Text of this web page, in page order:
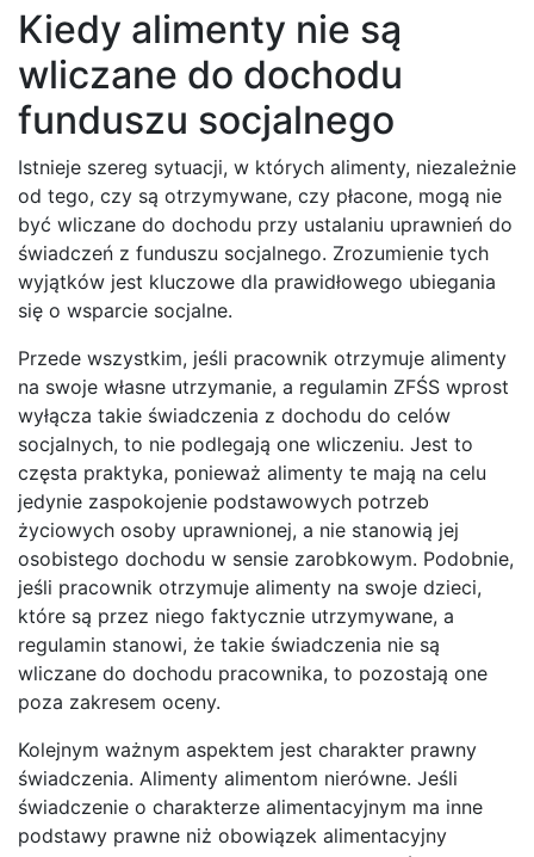
Kiedy alimenty nie są
wliczane do dochodu
funduszu socjalnego
Istnieje szereg sytuacji, w których alimenty, niezależnie
od tego, czy są otrzymywane, czy płacone, mogą nie
być wliczane do dochodu przy ustalaniu uprawnień do
świadczeń z funduszu socjalnego. Zrozumienie tych
wyjątków jest kluczowe dla prawidłowego ubiegania
się o wsparcie socjalne.
Przede wszystkim, jeśli pracownik otrzymuje alimenty
na swoje własne utrzymanie, a regulamin ZFŚS wprost
wyłącza takie świadczenia z dochodu do celów
socjalnych, to nie podlegają one wliczeniu. Jest to
częsta praktyka, ponieważ alimenty te mają na celu
jedynie zaspokojenie podstawowych potrzeb
życiowych osoby uprawnionej, a nie stanowią jej
osobistego dochodu w sensie zarobkowym. Podobnie,
jeśli pracownik otrzymuje alimenty na swoje dzieci,
które są przez niego faktycznie utrzymywane, a
regulamin stanowi, że takie świadczenia nie są
wliczane do dochodu pracownika, to pozostają one
poza zakresem oceny.
Kolejnym ważnym aspektem jest charakter prawny
świadczenia. Alimenty alimentom nierówne. Jeśli
świadczenie o charakterze alimentacyjnym ma inne
podstawy prawne niż obowiązek alimentacyjny